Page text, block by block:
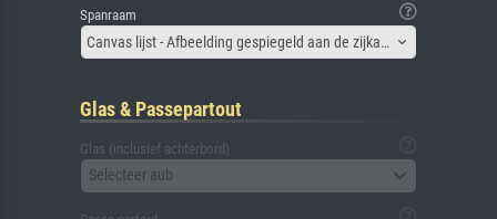
Spanraam
Canvas lijst - Afbeelding gespiegeld aan de zijkant
Glas & Passepartout
Glas (inclusief achterbord)
Selecteer aub